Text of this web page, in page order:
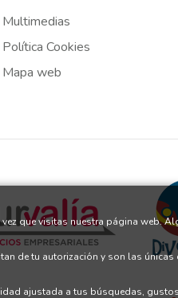
Multimedias
Política Cookies
Mapa web
que visitas nuestra página web.
de tu autorización y son las
ajustada a tus búsquedas,